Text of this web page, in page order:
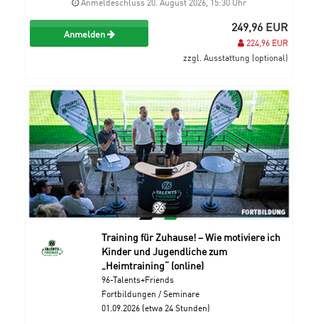
Anmelden 249,96 EUR
224,96 EUR
zzgl. Ausstattung (optional)
Training für Zuhause! – Wie motiviere ich
Kinder und Jugendliche zum
„Heimtraining“ (online)
96-Talents+Friends
Fortbildungen / Seminare
01.09.2026 (etwa 24 Stunden)